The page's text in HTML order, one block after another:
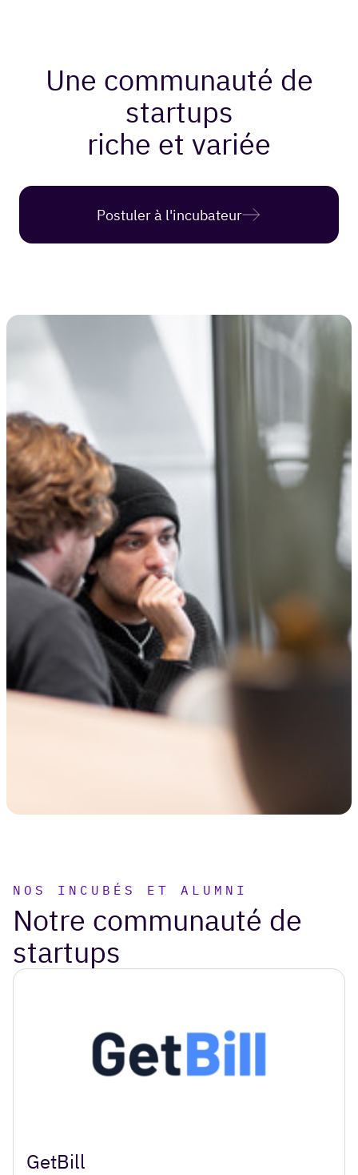
Une communauté de
startups
riche et variée
Postuler à l'incubateur
Notre communauté de
startups
NOS INCUBÉS ET ALUMNI
GetBill